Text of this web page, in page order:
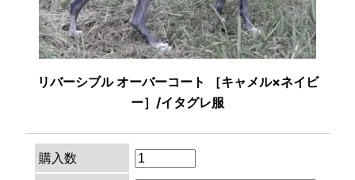
リバーシブル オーバーコート ［キャメル×ネイビ
ー］/イタグレ服
購入数